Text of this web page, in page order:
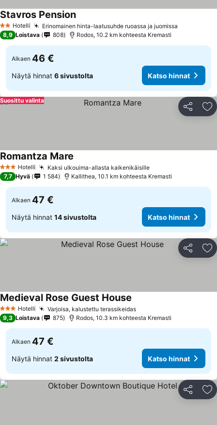
2 Tähtiluokitus
Hotelli Erinomainen hinta-laatusuhde ruoassa ja juomissa
Stavros PensionKatso hinnat
8,9 Loistava 808 Rodos, 10.2 km kohteesta Kremasti
Alkaen 46 €
Näytä hinnat 6 sivustolta Katso hinnat
Jaa
Suosittu valinta
3 Tähtiluokitus
Hotelli Kaksi ulkouima-allasta kaikenikäisilleKatso hinnat
Romantza Mare
7,7 Hyvä 1 584 Kallithea, 10.1 km kohteesta Kremasti
Alkaen 47 €
Näytä hinnat 14 sivustolta Katso hinnat
Jaa
3 Tähtiluokitus
Hotelli Varjoisa, kalustettu terassikeidasKatso hinnat
Medieval Rose Guest House
9,3 Loistava 875 Rodos, 10.3 km kohteesta Kremasti
Alkaen 47 €
Näytä hinnat 2 sivustolta Katso hinnat
Jaa